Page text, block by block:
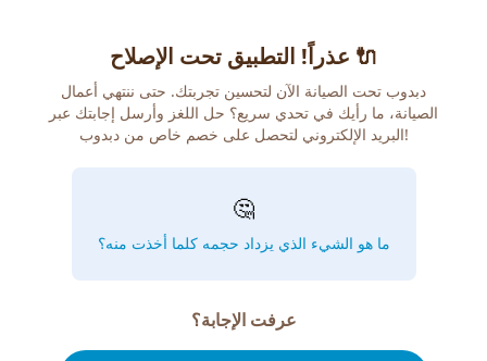
عذراً! التطبيق تحت الإصلاح 🔌
دبدوب تحت الصيانة الآن لتحسين تجربتك. حتى ننتهي أعمال
الصيانة، ما رأيك في تحدي سريع؟ حل اللغز وأرسل إجابتك عبر
البريد الإلكتروني لتحصل على خصم خاص من دبدوب!
🤔
ما هو الشيء الذي يزداد حجمه كلما أخذت منه؟
عرفت الإجابة؟